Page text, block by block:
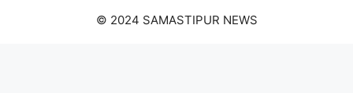
© 2024 SAMASTIPUR NEWS